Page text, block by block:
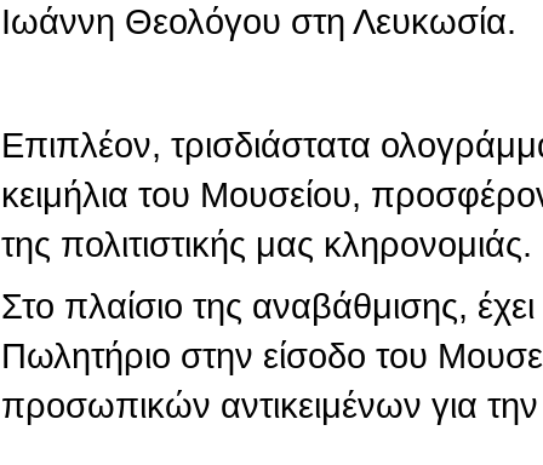
Ιωάννη Θεολόγου στη Λευκωσία.
Επιπλέον, τρισδιάστατα
κειμήλια του Μουσείου,
της πολιτιστικής μας κληρονομιάς.
Στο πλαίσιο της αναβάθμισης,
Πωλητήριο στην είσοδο του
προσωπικών αντικειμένων για